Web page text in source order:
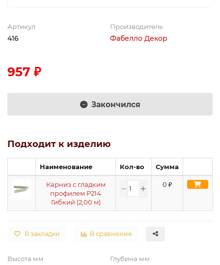
Артикул
416
Производитель
Фабелло Декор
957 ₽
Закончился
Подходит к изделию
Наименование Кол-во Сумма
Карниз с гладким
профилем P214
Гибкий (2,00 м)
0 ₽
В закладки В сравнение
Высота мм Глубина мм